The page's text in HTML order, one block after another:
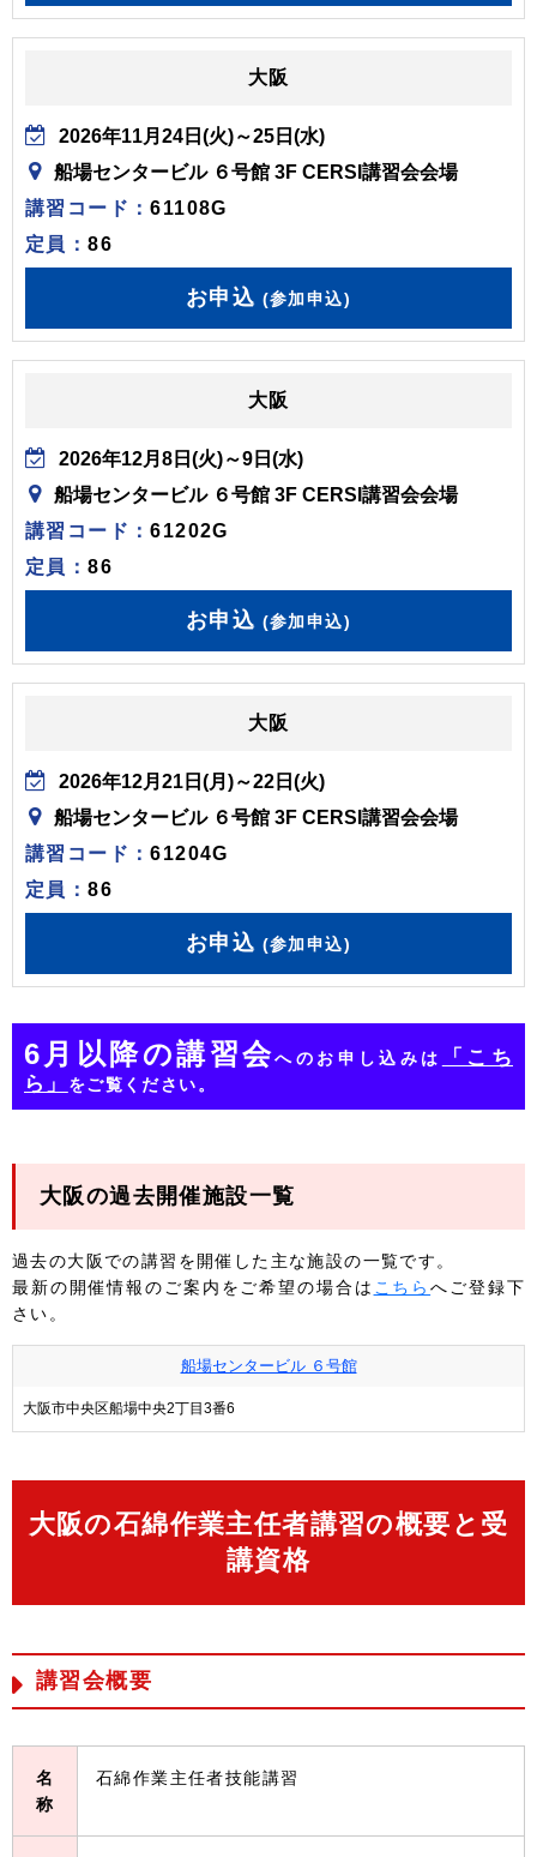
大阪
2026年11月24日(火)～25日(水)
船場センタービル ６号館 3F CERSI講習会会場
講習コード：61108G
定員：86
お申込 (参加申込)
大阪
2026年12月8日(火)～9日(水)
船場センタービル ６号館 3F CERSI講習会会場
講習コード：61202G
定員：86
お申込 (参加申込)
大阪
2026年12月21日(月)～22日(火)
船場センタービル ６号館 3F CERSI講習会会場
講習コード：61204G
定員：86
お申込 (参加申込)
6月以降の講習会へのお申し込みは
「こち
ら」
をご覧ください。
大阪の過去開催施設一覧
過去の大阪での講習を開催した主な施設の一覧です。
最新の開催情報のご案内をご希望の場合は こちらへご登録下
さい。
船場センタービル ６号館
大阪市中央区船場中央2丁目3番6
大阪の石綿作業主任者講習の概要と受
講資格
講習会概要
名
称
石綿作業主任者技能講習